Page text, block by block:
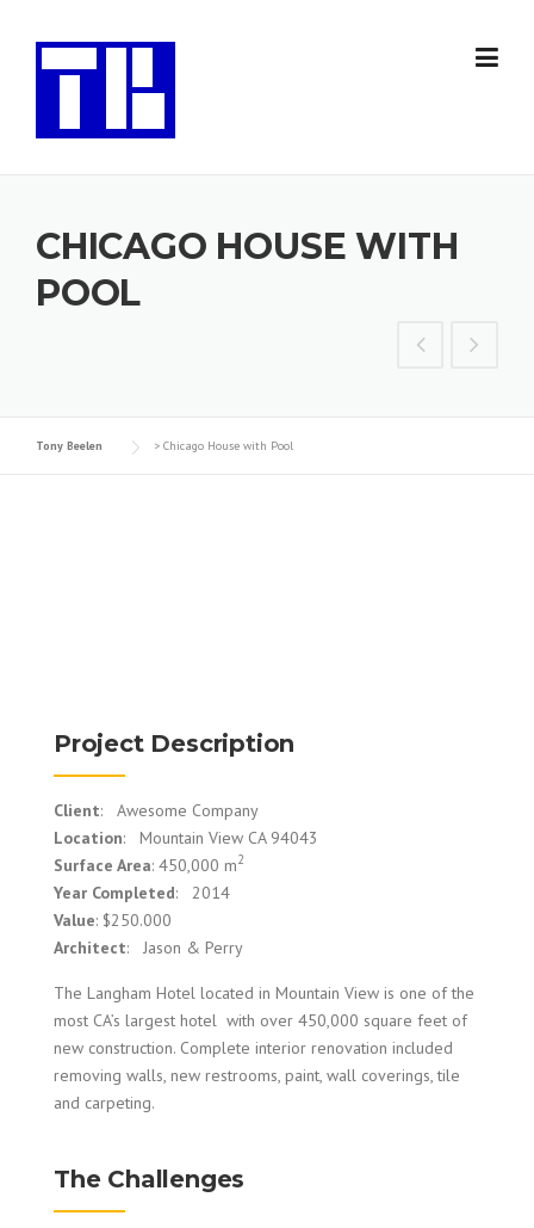
content
CHICAGO HOUSE WITH
POOL
Tony Beelen > Chicago House with Pool
Project Description
Client: Awesome Company
Location: Mountain View CA 94043
Surface Area: 450,000 m2
Year Completed: 2014
Value: $250.000
Architect: Jason & Perry
The Langham Hotel located in Mountain View is one of the
most CA’s largest hotel with over 450,000 square feet of
new construction. Complete interior renovation included
removing walls, new restrooms, paint, wall coverings, tile
and carpeting.
The Challenges